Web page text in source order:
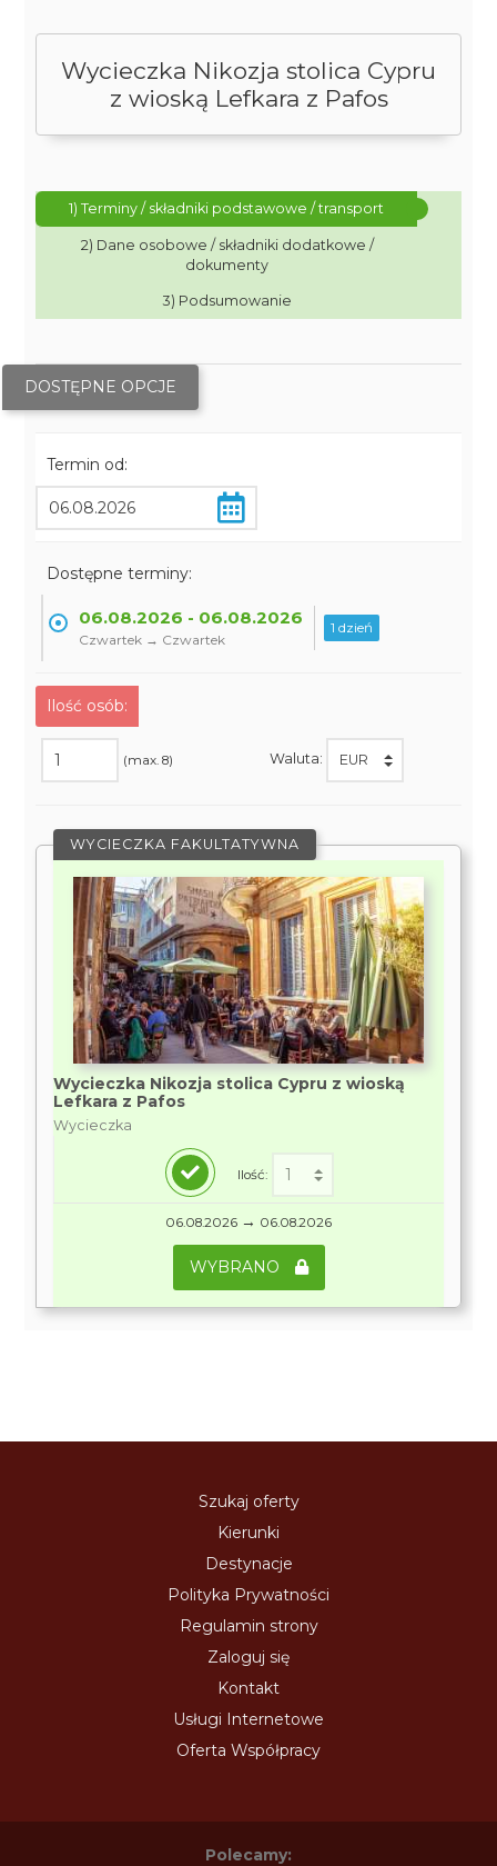
Wycieczka Nikozja stolica Cypru
z wioską Lefkara z Pafos
1) Terminy / składniki podstawowe / transport
2) Dane osobowe / składniki dodatkowe /
dokumenty
3) Podsumowanie
DOSTĘPNE OPCJE
Termin od:
Dostępne terminy:
06.08.2026 - 06.08.2026
Czwartek → Czwartek
1 dzień
Ilość osób:
(max. 8) Waluta:
WYCIECZKA FAKULTATYWNA
Wycieczka Nikozja stolica Cypru z wioską
Lefkara z Pafos
Wycieczka
Ilość:
06.08.2026 → 06.08.2026
WYBRANO
Szukaj oferty
Kierunki
Destynacje
Polityka Prywatności
Regulamin strony
Zaloguj się
Kontakt
Usługi Internetowe
Oferta Współpracy
Polecamy: